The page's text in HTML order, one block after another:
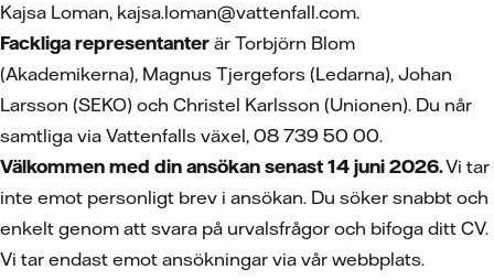
Kajsa Loman, kajsa.loman@vattenfall.com.
Fackliga representanter är Torbjörn Blom
(Akademikerna), Magnus Tjergefors (Ledarna), Johan
Larsson (SEKO) och Christel Karlsson (Unionen). Du når
samtliga via Vattenfalls växel, 08 739 50 00.
Välkommen med din ansökan senast 14 juni 2026.Vi tar
inte emot personligt brev i ansökan. Du söker snabbt och
enkelt genom att svara på urvalsfrågor och bifoga ditt CV.
Vi tar endast emot ansökningar via vår webbplats.